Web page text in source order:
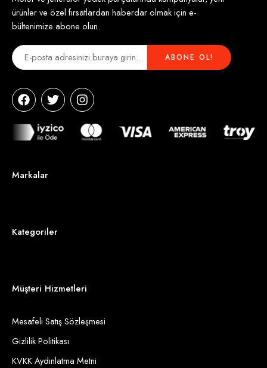
ürünler ve özel fırsatlardan haberdar olmak için e-
bültenimize abone olun.
Markalar
Kategoriler
Müşteri Hizmetleri
Mesafeli Satış Sözleşmesi
Gizlilik Politikası
KVKK Aydınlatma Metni